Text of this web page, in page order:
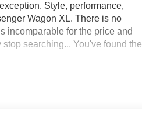
Style, performance,
Wagon XL. There is no
incomparable for the price and
searching... You've found the